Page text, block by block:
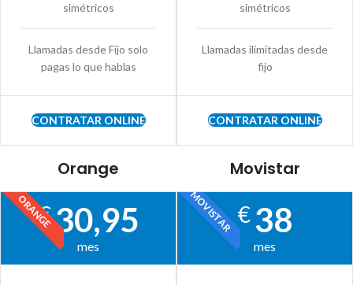
simétricos
Llamadas desde Fijo solo
pagas lo que hablas
CONTRATAR ONLINE
simétricos
Llamadas ilimitadas desde
fijo
CONTRATAR ONLINE
Orange
ORANGE
€30,95
mes
Movistar
MOVISTAR€38
mes